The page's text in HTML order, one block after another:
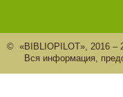
© «BIBLIOPILOT», 2016 –
Вся информация,